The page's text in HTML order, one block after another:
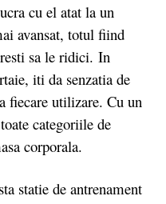
cu el atat la un
avansat, totul fiind
sa le ridici. In
iti da senzatia de
fiecare utilizare. Cu un
categoriile de
corporala.
statie de antrenament